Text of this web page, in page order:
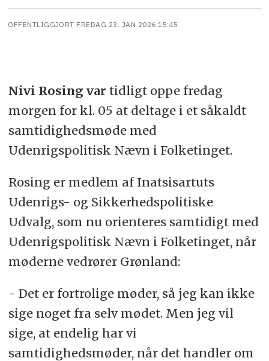
OFFENTLIGGJORT FREDAG 23. JAN 2026 15:45
Nivi Rosing var tidligt oppe fredag
morgen for kl. 05 at deltage i et såkaldt
samtidighedsmøde med
Udenrigspolitisk Nævn i Folketinget.
Rosing er medlem af Inatsisartuts
Udenrigs- og Sikkerhedspolitiske
Udvalg, som nu orienteres samtidigt med
Udenrigspolitisk Nævn i Folketinget, når
møderne vedrører Grønland:
- Det er fortrolige møder, så jeg kan ikke
sige noget fra selv mødet. Men jeg vil
sige, at endelig har vi
samtidighedsmøder, når det handler om